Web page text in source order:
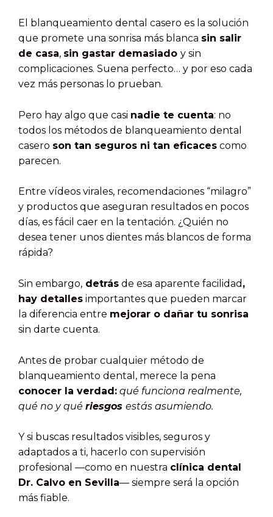
El blanqueamiento dental casero es la solución
que promete una sonrisa más blanca sin salir
de casa, sin gastar demasiado y sin
complicaciones. Suena perfecto… y por eso cada
vez más personas lo prueban.
Pero hay algo que casi nadie te cuenta: no
todos los métodos de blanqueamiento dental
casero son tan seguros ni tan eficaces como
parecen.
Entre vídeos virales, recomendaciones “milagro”
y productos que aseguran resultados en pocos
días, es fácil caer en la tentación. ¿Quién no
desea tener unos dientes más blancos de forma
rápida?
Sin embargo, detrás de esa aparente facilidad ,
hay detalles importantes que pueden marcar
la diferencia entre mejorar o dañar tu sonrisa
sin darte cuenta.
Antes de probar cualquier método de
blanqueamiento dental, merece la pena
conocer la verdad: qué funciona realmente,
qué no y qué riesgos estás asumiendo.
Y si buscas resultados visibles, seguros y
adaptados a ti, hacerlo con supervisión
profesional —como en nuestra clínica dental
Dr. Calvo en Sevilla— siempre será la opción
más fiable.